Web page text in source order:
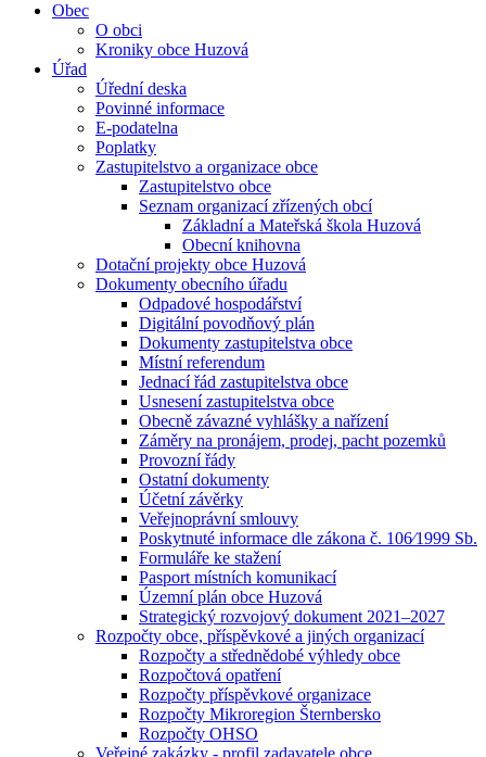
Obec
O obci
Kroniky obce Huzová
Úřad
Úřední deska
Povinné informace
E-podatelna
Poplatky
Zastupitelstvo a organizace obce
Zastupitelstvo obce
Seznam organizací zřízených obcí
Základní a Mateřská škola Huzová
Obecní knihovna
Dotační projekty obce Huzová
Dokumenty obecního úřadu
Odpadové hospodářství
Digitální povodňový plán
Dokumenty zastupitelstva obce
Místní referendum
Jednací řád zastupitelstva obce
Usnesení zastupitelstva obce
Obecně závazné vyhlášky a nařízení
Záměry na pronájem, prodej, pacht pozemků
Provozní řády
Ostatní dokumenty
Účetní závěrky
Veřejnoprávní smlouvy
Poskytnuté informace dle zákona č. 106⁄1999 Sb.
Formuláře ke stažení
Pasport místních komunikací
Územní plán obce Huzová
Strategický rozvojový dokument 2021–2027
Rozpočty obce, příspěvkové a jiných organizací
Rozpočty a střednědobé výhledy obce
Rozpočtová opatření
Rozpočty příspěvkové organizace
Rozpočty Mikroregion Šternbersko
Rozpočty OHSO
Veřejné zakázky - profil zadavatele obce